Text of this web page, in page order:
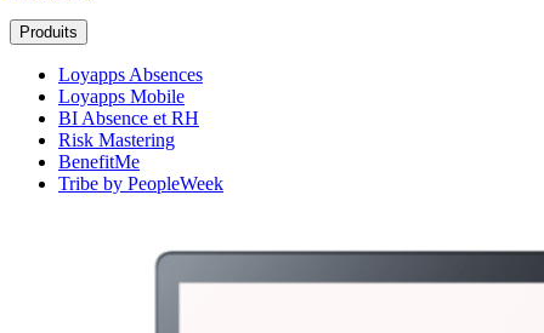
Produits
Loyapps Absences
Loyapps Mobile
BI Absence et RH
Risk Mastering
BenefitMe
Tribe by PeopleWeek